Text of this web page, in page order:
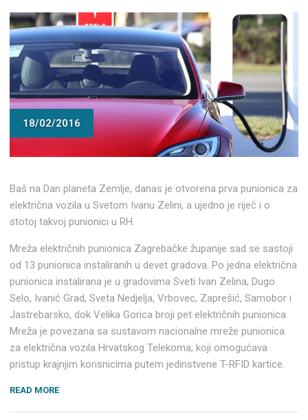
18/02/2016
Baš na Dan planeta Zemlje, danas je otvorena prva punionica za
električna vozila u Svetom Ivanu Zelini, a ujedno je riječ i o
stotoj takvoj punionici u RH.
Mreža električnih punionica Zagrebačke županije sad se sastoji
od 13 punionica instaliranih u devet gradova. Po jedna električna
punionica instalirana je u gradovima Sveti Ivan Zelina, Dugo
Selo, Ivanić Grad, Sveta Nedjelja, Vrbovec, Zaprešić, Samobor i
Jastrebarsko, dok Velika Gorica broji pet električnih punionica.
Mreža je povezana sa sustavom nacionalne mreže punionica
za električna vozila Hrvatskog Telekoma, koji omogućava
pristup krajnjim korisnicima putem jedinstvene T-RFID kartice.
READ MORE“U